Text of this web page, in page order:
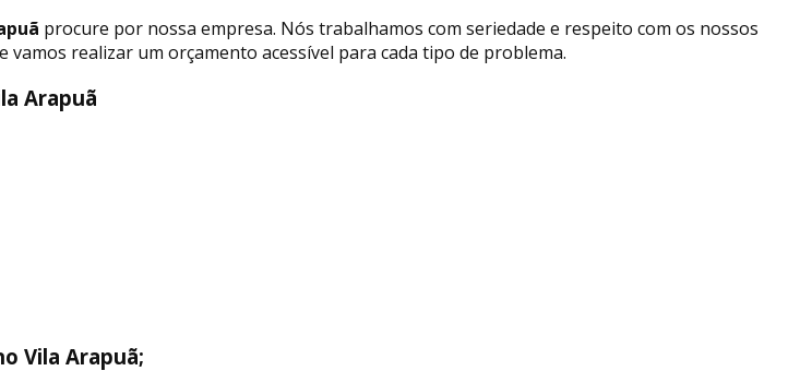
procure por nossa empresa. Nós trabalhamos com seriedade e respeito com os nossos
realizar um orçamento acessível para cada tipo de problema.
Arapuã
Vila Arapuã;